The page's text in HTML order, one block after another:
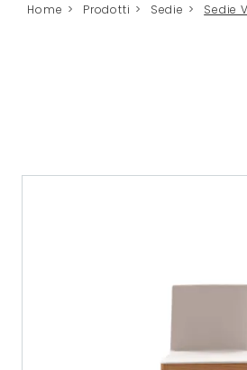
Home > Prodotti > Sedie > Sedie